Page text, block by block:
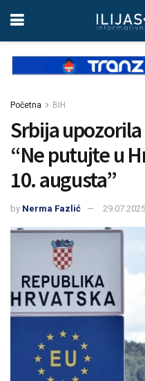
Početna BIH
Srbija
“Ne putujte u
10. augusta”
by Nerma Fazlić 29.07.2025.